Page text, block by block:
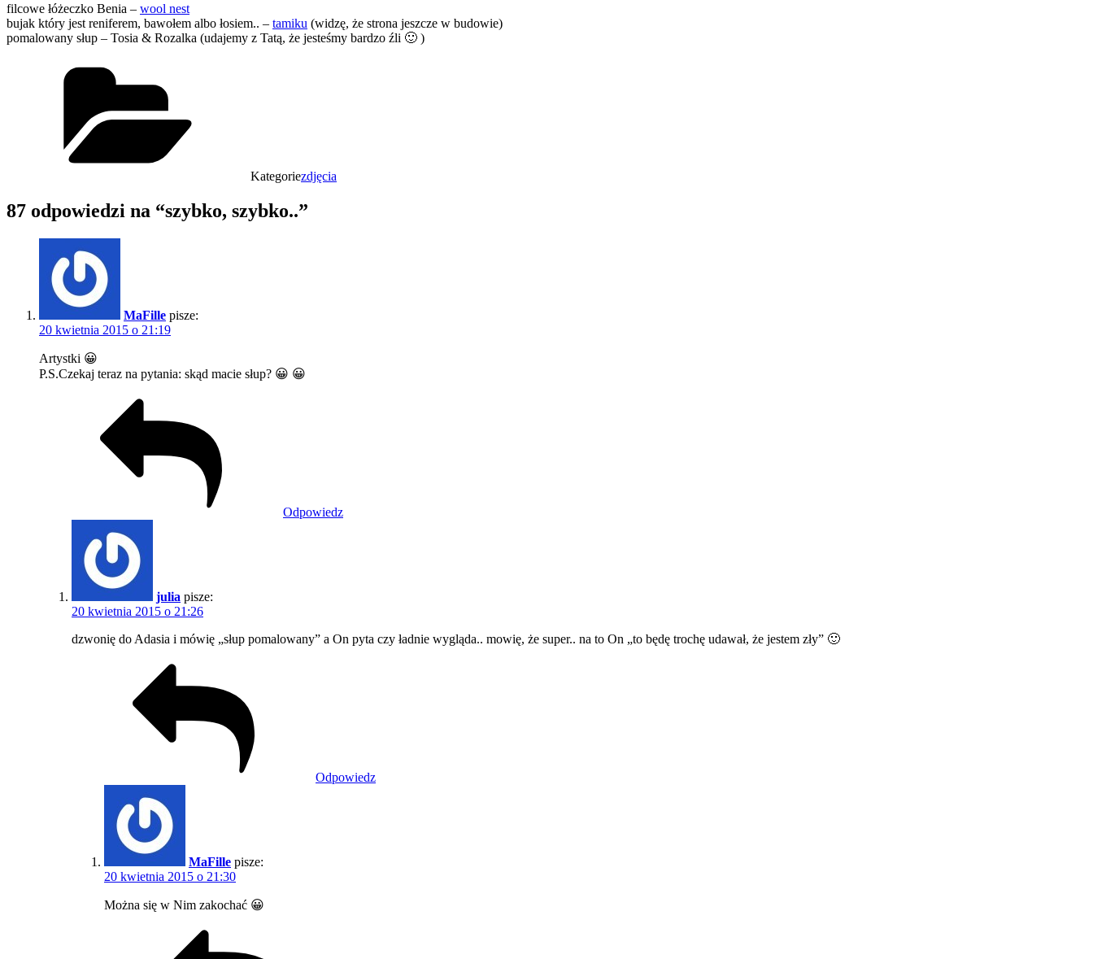
filcowe łóżeczko Benia – wool nest
bujak który jest reniferem, bawołem albo łosiem.. – tamiku (widzę, że strona jeszcze w budowie)
pomalowany słup – Tosia & Rozalka (udajemy z Tatą, że jesteśmy bardzo źli 🙂 )
Kategoriezdjęcia
87 odpowiedzi na “szybko, szybko..”
MaFille pisze:
20 kwietnia 2015 o 21:19
Artystki 😀
P.S.Czekaj teraz na pytania: skąd macie słup? 😀 😀
Odpowiedz
julia pisze:
20 kwietnia 2015 o 21:26
dzwonię do Adasia i mówię „słup pomalowany” a On pyta czy ładnie wygląda.. mowię, że super.. na to On „to będę trochę udawał, że jestem zły” 🙂
Odpowiedz
MaFille pisze:
20 kwietnia 2015 o 21:30
Można się w Nim zakochać 😀